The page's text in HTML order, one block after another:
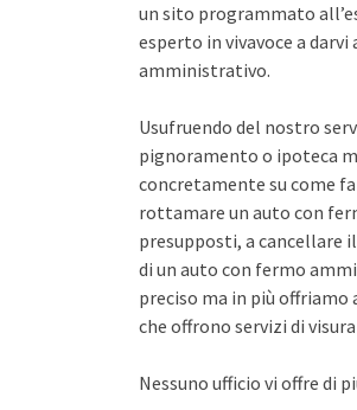
un sito programmato
esperto in vivavoce a
amministrativo.
Usufruendo del nostro
pignoramento o ipoteca
concretamente su come
rottamare un auto con
presupposti, a cancellare
di un auto con fermo
preciso ma in più offriamo
che offrono servizi di
Nessuno ufficio vi offre di